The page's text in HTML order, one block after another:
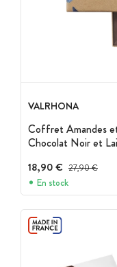
VALRHONA
Coffret Amandes
Chocolat Noir et
18,90 € Prix avant
27,90 €
En stock